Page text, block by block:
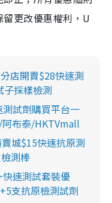
更改優惠權利，U
店開賣$28快速測
子採樣檢測
測試劑購買平台一
布泰/HKTVmall
城$15快速抗原測
測棒
速測試套裝優
支抗原檢測試劑